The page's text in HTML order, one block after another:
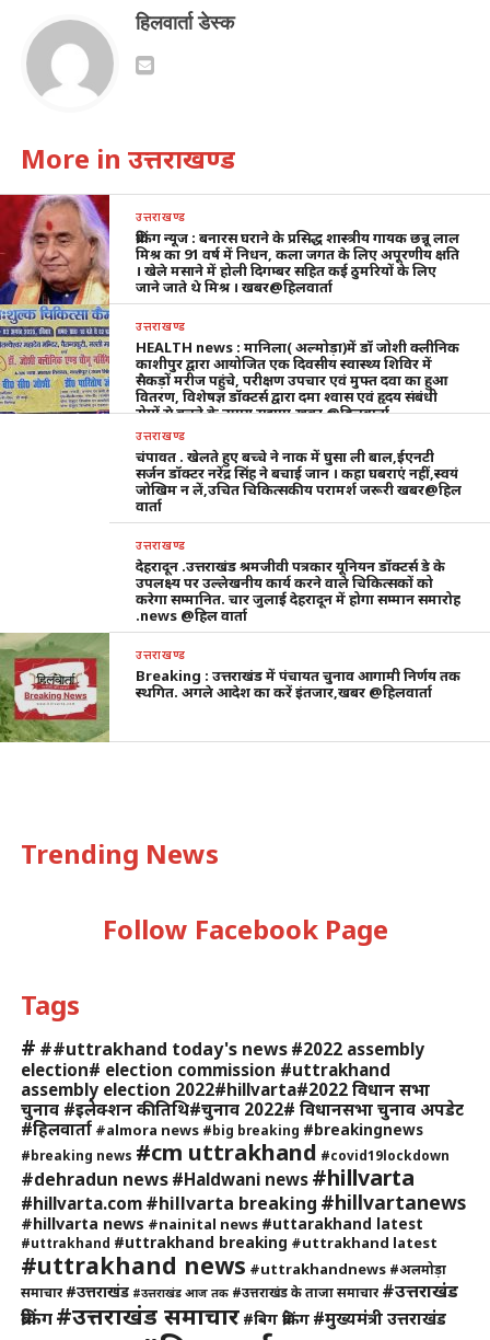
हिलवार्ता डेस्क
More in उत्तराखण्ड
उत्तराखण्ड
ब्रेकिंग न्यूज : बनारस घराने के प्रसिद्ध शास्त्रीय गायक छन्नू लाल
मिश्र का 91 वर्ष में निधन, कला जगत के लिए अपूरणीय क्षति
। खेले मसाने में होली दिगम्बर सहित कई ठुमरियों के लिए
जाने जाते थे मिश्र । खबर@हिलवार्ता
उत्तराखण्ड
HEALTH news : मानिला( अल्मोड़ा)में डॉ जोशी क्लीनिक
काशीपुर द्वारा आयोजित एक दिवसीय स्वास्थ्य शिविर में
सैकड़ों मरीज पहुंचे, परीक्षण उपचार एवं मुफ्त दवा का हुआ
वितरण, विशेषज्ञ डॉक्टर्स द्वारा दमा श्वास एवं हृदय संबंधी
रोगों से बचने के उपाय सुझाए,खबर @हिलवार्ता
उत्तराखण्ड
चंपावत . खेलते हुए बच्चे ने नाक में घुसा ली बाल,ईएनटी
सर्जन डॉक्टर नरेंद्र सिंह ने बचाई जान । कहा घबराएं नहीं,स्वयं
जोखिम न लें,उचित चिकित्सकीय परामर्श जरूरी खबर@हिल
वार्ता
उत्तराखण्ड
देहरादून .उत्तराखंड श्रमजीवी पत्रकार यूनियन डॉक्टर्स डे के
उपलक्ष्य पर उल्लेखनीय कार्य करने वाले चिकित्सकों को
करेगा सम्मानित. चार जुलाई देहरादून में होगा सम्मान समारोह
.news @हिल वार्ता
उत्तराखण्ड
Breaking : उत्तराखंड में पंचायत चुनाव आगामी निर्णय तक
स्थगित. अगले आदेश का करें इंतजार,खबर @हिलवार्ता
Trending News
Follow Facebook Page
Tags
# ##uttrakhand today's news #2022 assembly
election# election commission #uttrakhand
assembly election 2022#hillvarta#2022 विधान सभा
चुनाव #इलेक्शन की तिथि#चुनाव 2022# विधानसभा चुनाव अपडेट
#हिलवार्ता #almora news #big breaking #breakingnews
#breaking news #cm uttrakhand #covid19lockdown
#dehradun news #Haldwani news #hillvarta
#hillvarta.com #hillvarta breaking #hillvartanews
#hillvarta news #nainital news #uttarakhand latest
#uttrakhand #uttrakhand breaking #uttrakhand latest
#uttrakhand news #uttrakhandnews #अलमोड़ा
समाचार #उत्तराखंड #उत्तराखंड आज तक #उत्तराखंड के ताजा समाचार #उत्तराखंड
ब्रेकिंग#उत्तराखंड समाचार #बिग ब्रेकिंग #मुख्यमंत्री उत्तराखंड